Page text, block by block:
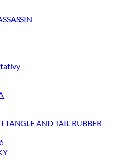
TANGLE AND TAIL RUBBER